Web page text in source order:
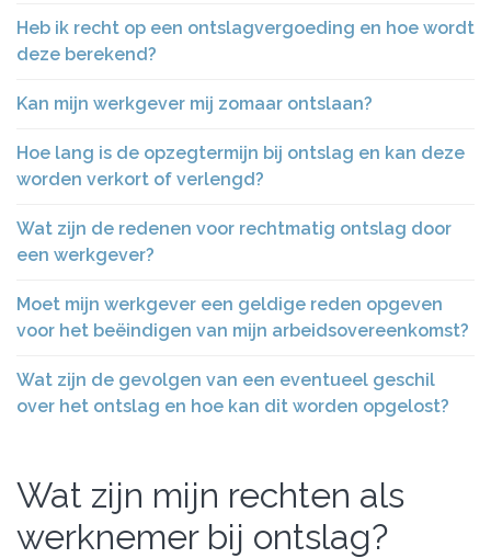
Heb ik recht op een ontslagvergoeding en hoe wordt
deze berekend?
Kan mijn werkgever mij zomaar ontslaan?
Hoe lang is de opzegtermijn bij ontslag en kan deze
worden verkort of verlengd?
Wat zijn de redenen voor rechtmatig ontslag door
een werkgever?
Moet mijn werkgever een geldige reden opgeven
voor het beëindigen van mijn arbeidsovereenkomst?
Wat zijn de gevolgen van een eventueel geschil
over het ontslag en hoe kan dit worden opgelost?
Wat zijn mijn rechten als
werknemer bij ontslag?